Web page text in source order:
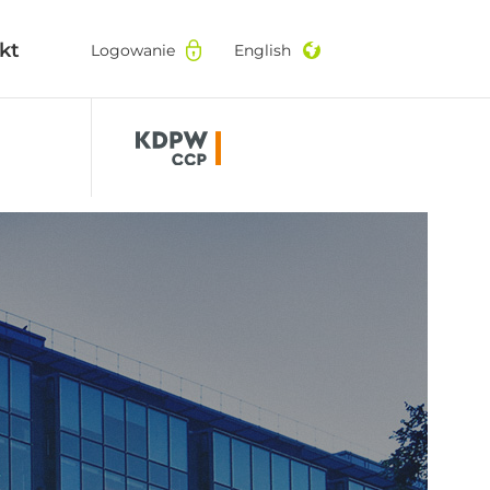
Logowanie English
Logowanie English